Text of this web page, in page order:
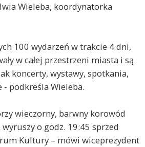
Wieleba, koordynatorka
100 wydarzeń w trakcie 4 dni,
w całej przestrzeni miasta i są
koncerty, wystawy, spotkania,
podkreśla Wieleba.
wieczorny, barwny korowód
o godz. 19:45 sprzed
Kultury – mówi wiceprezydent